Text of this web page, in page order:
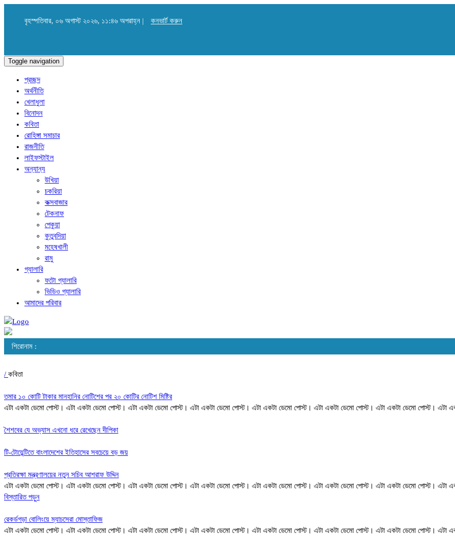
বৃহস্পতিবার, ০৬ অগাস্ট ২০২৬, ১১:৪৬ অপরাহ্ন | কনভার্ট করুন
Toggle navigation
প্রচ্ছদ
অর্থনীতি
খেলাধুলা
বিনোদন
কবিতা
রোহিঙ্গা সমাচার
রাজনীতি
লাইফস্টাইল
অন্যান্য
উখিয়া
চকরিয়া
কক্সবাজার
টেকনাফ
পেকুয়া
কুতুবদিয়া
মহেষখালী
রামু
গ্যালারি
ফটো গ্যালারি
ভিডিও গ্যালারি
আমাদের পরিবার
শিরোনাম :
/ কবিতা
তমার ১০ কোটি টাকার মানহানির নোটিশের পর ২০ কোটির নোটিশ মিষ্টির
এটা একটা ডেমো পোস্ট। এটা একটা ডেমো পোস্ট। এটা একটা ডেমো পোস্ট। এটা একটা ডেমো পোস্ট। এটা একটা ডেমো পোস্ট। এটা একটা ডেমো পোস্ট। এটা একটা ডেমো পোস্ট। এটা
শৈশবের যে অভ্যাস এখনো ধরে রেখেছেন দীপিকা
টি-টোয়েন্টিতে বাংলাদেশের ইতিহাসের সবচেয়ে বড় জয়
প্রতিরক্ষা মন্ত্রণালয়ের নতুন সচিব আশরাফ উদ্দিন
এটা একটা ডেমো পোস্ট। এটা একটা ডেমো পোস্ট। এটা একটা ডেমো পোস্ট। এটা একটা ডেমো পোস্ট। এটা একটা ডেমো পোস্ট। এটা একটা ডেমো পোস্ট। এটা একটা ডেমো পোস্ট। এটা
বিস্তারিত পড়ুন
রেকর্ডগড়া বোলিংয়ে ম্যাচসেরা মোস্তাফিজ
এটা একটা ডেমো পোস্ট। এটা একটা ডেমো পোস্ট। এটা একটা ডেমো পোস্ট। এটা একটা ডেমো পোস্ট। এটা একটা ডেমো পোস্ট। এটা একটা ডেমো পোস্ট। এটা একটা ডেমো পোস্ট। এটা